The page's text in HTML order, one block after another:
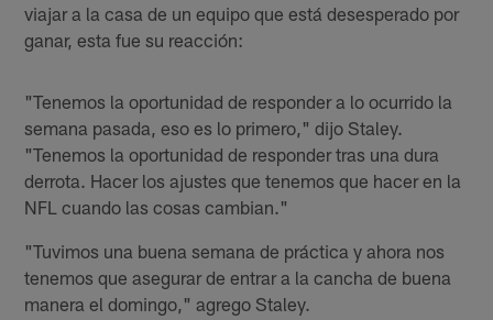
viajar a la casa de un equipo que está desesperado por
ganar, esta fue su reacción:
"Tenemos la oportunidad de responder a lo ocurrido la
semana pasada, eso es lo primero," dijo Staley.
"Tenemos la oportunidad de responder tras una dura
derrota. Hacer los ajustes que tenemos que hacer en la
NFL cuando las cosas cambian."
"Tuvimos una buena semana de práctica y ahora nos
tenemos que asegurar de entrar a la cancha de buena
manera el domingo," agrego Staley.